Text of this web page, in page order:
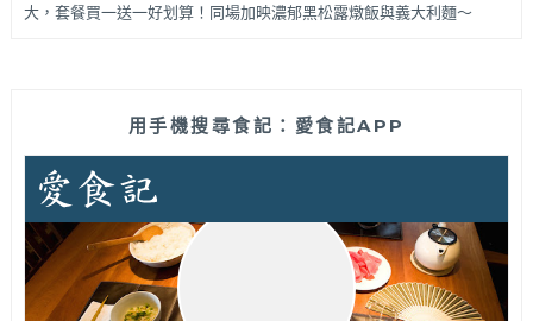
大，套餐買一送一好划算！同場加映濃郁黑松露燉飯與義大利麵～
用手機搜尋食記：愛食記APP